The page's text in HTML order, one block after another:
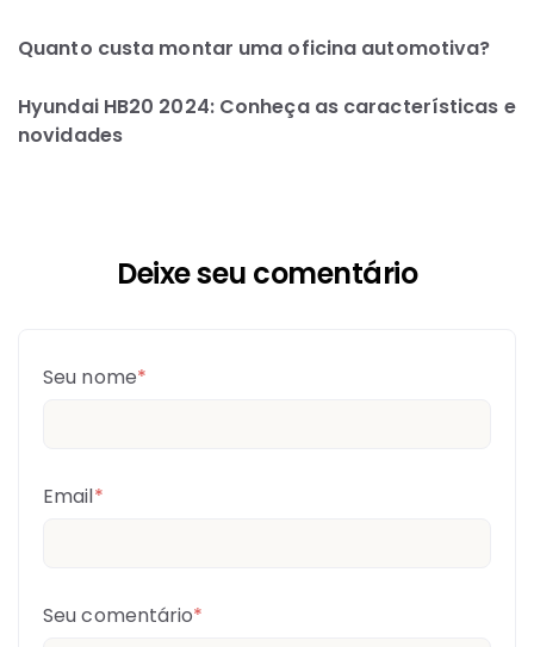
Quanto custa montar uma oficina automotiva?
Hyundai HB20 2024: Conheça as características e
novidades
Deixe seu comentário
Seu nome*
Email*
Seu comentário*